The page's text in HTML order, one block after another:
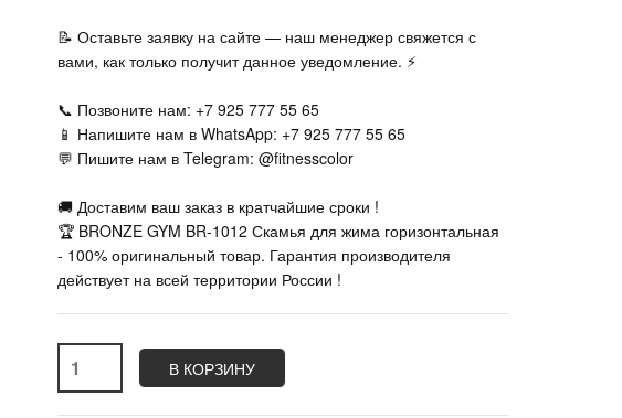
📝 Оставьте заявку на сайте — наш менеджер свяжется с
вами, как только получит данное уведомление. ⚡
📞 Позвоните нам: +7 925 777 55 65
📱 Напишите нам в WhatsApp: +7 925 777 55 65
💬 Пишите нам в Telegram: @fitnesscolor
🚚 Доставим ваш заказ в кратчайшие сроки !
🏆 BRONZE GYM BR-1012 Скамья для жима горизонтальная
- 100% оригинальный товар. Гарантия производителя
действует на всей территории России !
В КОРЗИНУ